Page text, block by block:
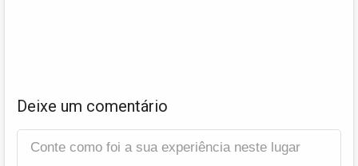
Deixe um comentário